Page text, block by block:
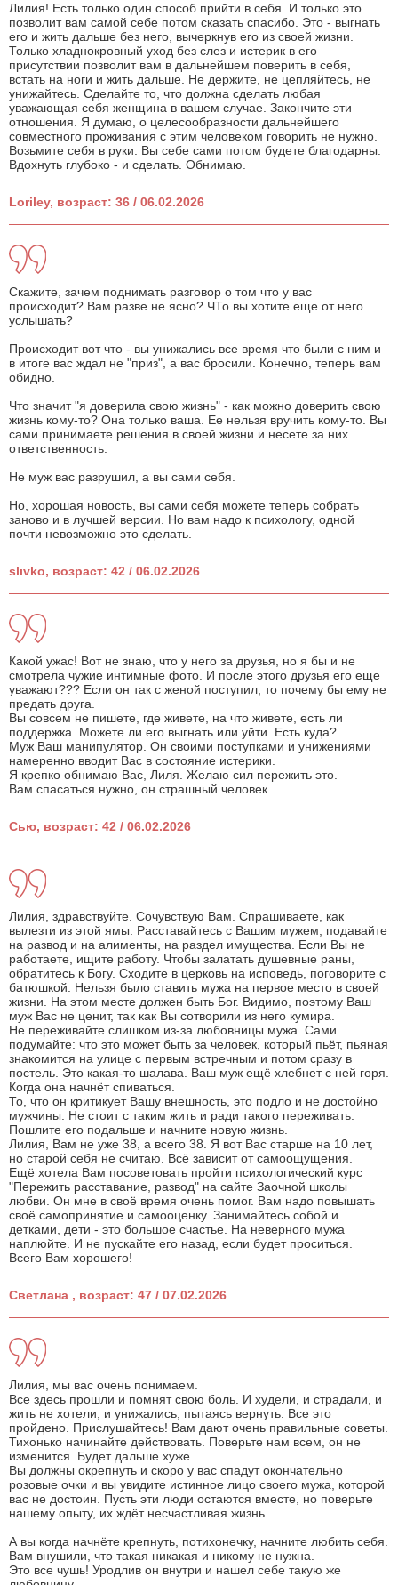
Лилия! Есть только один способ прийти в себя. И только это
позволит вам самой себе потом сказать спасибо. Это - выгнать
его и жить дальше без него, вычеркнув его из своей жизни.
Только хладнокровный уход без слез и истерик в его
присутствии позволит вам в дальнейшем поверить в себя,
встать на ноги и жить дальше. Не держите, не цепляйтесь, не
унижайтесь. Сделайте то, что должна сделать любая
уважающая себя женщина в вашем случае. Закончите эти
отношения. Я думаю, о целесообразности дальнейшего
совместного проживания с этим человеком говорить не нужно.
Возьмите себя в руки. Вы себе сами потом будете благодарны.
Вдохнуть глубоко - и сделать. Обнимаю.
Loriley, возраст: 36 / 06.02.2026
Скажите, зачем поднимать разговор о том что у вас
происходит? Вам разве не ясно? ЧТо вы хотите еще от него
услышать?
Происходит вот что - вы унижались все время что были с ним и
в итоге вас ждал не "приз", а вас бросили. Конечно, теперь вам
обидно.
Что значит "я доверила свою жизнь" - как можно доверить свою
жизнь кому-то? Она только ваша. Ее нельзя вручить кому-то. Вы
сами принимаете решения в своей жизни и несете за них
ответственность.
Не муж вас разрушил, а вы сами себя.
Но, хорошая новость, вы сами себя можете теперь собрать
заново и в лучшей версии. Но вам надо к психологу, одной
почти невозможно это сделать.
slıvko, возраст: 42 / 06.02.2026
Какой ужас! Вот не знаю, что у него за друзья, но я бы и не
смотрела чужие интимные фото. И после этого друзья его еще
уважают??? Если он так с женой поступил, то почему бы ему не
предать друга.
Вы совсем не пишете, где живете, на что живете, есть ли
поддержка. Можете ли его выгнать или уйти. Есть куда?
Муж Ваш манипулятор. Он своими поступками и унижениями
намеренно вводит Вас в состояние истерики.
Я крепко обнимаю Вас, Лиля. Желаю сил пережить это.
Вам спасаться нужно, он страшный человек.
Сью, возраст: 42 / 06.02.2026
Лилия, здравствуйте. Сочувствую Вам. Спрашиваете, как
вылезти из этой ямы. Расставайтесь с Вашим мужем, подавайте
на развод и на алименты, на раздел имущества. Если Вы не
работаете, ищите работу. Чтобы залатать душевные раны,
обратитесь к Богу. Сходите в церковь на исповедь, поговорите с
батюшкой. Нельзя было ставить мужа на первое место в своей
жизни. На этом месте должен быть Бог. Видимо, поэтому Ваш
муж Вас не ценит, так как Вы сотворили из него кумира.
Не переживайте слишком из-за любовницы мужа. Сами
подумайте: что это может быть за человек, который пьёт, пьяная
знакомится на улице с первым встречным и потом сразу в
постель. Это какая-то шалава. Ваш муж ещё хлебнет с ней горя.
Когда она начнёт спиваться.
То, что он критикует Вашу внешность, это подло и не достойно
мужчины. Не стоит с таким жить и ради такого переживать.
Пошлите его подальше и начните новую жизнь.
Лилия, Вам не уже 38, а всего 38. Я вот Вас старше на 10 лет,
но старой себя не считаю. Всё зависит от самоощущения.
Ещё хотела Вам посоветовать пройти психологический курс
"Пережить расставание, развод" на сайте Заочной школы
любви. Он мне в своё время очень помог. Вам надо повышать
своё самопринятие и самооценку. Занимайтесь собой и
детками, дети - это большое счастье. На неверного мужа
наплюйте. И не пускайте его назад, если будет проситься.
Всего Вам хорошего!
Светлана , возраст: 47 / 07.02.2026
Лилия, мы вас очень понимаем.
Все здесь прошли и помнят свою боль. И худели, и страдали, и
жить не хотели, и унижались, пытаясь вернуть. Все это
пройдено. Прислушайтесь! Вам дают очень правильные советы.
Тихонько начинайте действовать. Поверьте нам всем, он не
изменится. Будет дальше хуже.
Вы должны окрепнуть и скоро у вас спадут окончательно
розовые очки и вы увидите истинное лицо своего мужа, которой
вас не достоин. Пусть эти люди остаются вместе, но поверьте
нашему опыту, их ждёт несчастливая жизнь.
А вы когда начнёте крепнуть, потихонечку, начните любить себя.
Вам внушили, что такая никакая и никому не нужна.
Это все чушь! Уродлив он внутри и нашел себе такую же